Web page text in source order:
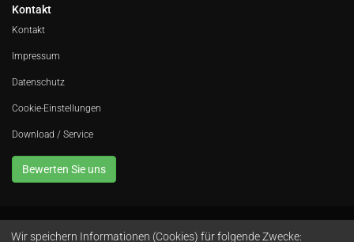
Kontakt
Kontakt
Impressum
Datenschutz
Cookie-Einstellungen
Download / Service
Bewerten Sie uns
Wir speichern Informationen (Cookies) für folgende Zwecke: